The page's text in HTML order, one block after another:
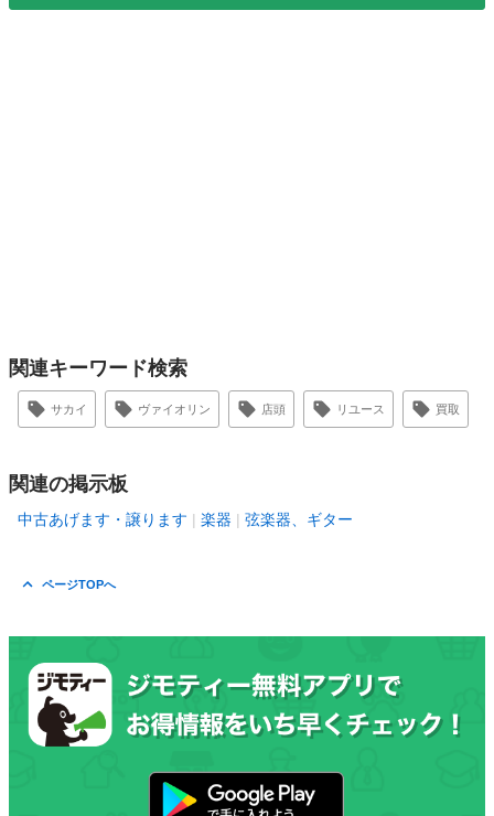
関連キーワード検索
サカイ ヴァイオリン 店頭 リユース 買取
関連の掲示板
中古あげます・譲ります 楽器 弦楽器、ギター
ページTOPへ